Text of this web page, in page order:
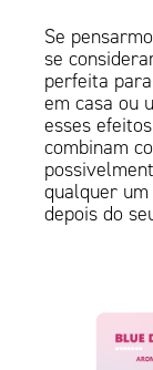
Se
se
perfeita
em casa ou
esses
combinam
qualquer
depois do